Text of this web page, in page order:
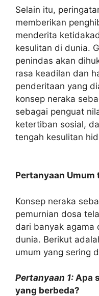
Selain itu,
memberikan
menderita
kesulitan di dunia.
penindas akan
rasa keadilan dan
penderitaan yang
konsep neraka
sebagai penguat
ketertiban sosial,
tengah kesulitan
Pertanyaan Umum
Konsep neraka
pemurnian dosa
dari banyak agama
dunia. Berikut
umum yang sering
Pertanyaan 1: Apa
yang berbeda?